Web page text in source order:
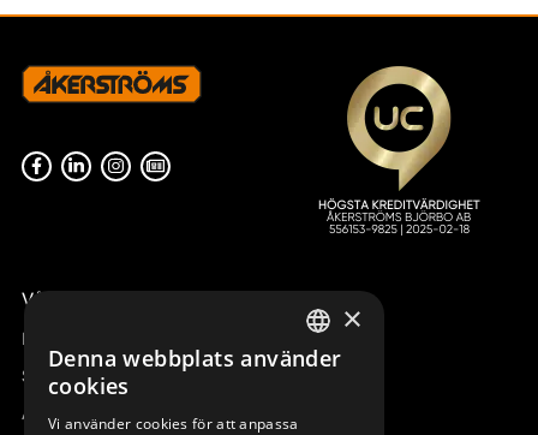
Våra radiostyrningar – översikt
Remotus
Sesam
Access_Ctrl
SWEDISH
×
Denna webbplats använder
cookies
Vi använder cookies för att anpassa